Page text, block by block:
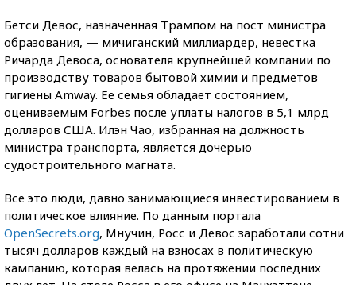
Бетси Девос, назначенная Трампом на пост министра
образования, — мичиганский миллиардер, невестка
Ричарда Девоса, основателя крупнейшей компании по
производству товаров бытовой химии и предметов
гигиены Amway. Ее семья обладает состоянием,
оцениваемым Forbes после уплаты налогов в 5,1 млрд
долларов США. Илэн Чао, избранная на должность
министра транспорта, является дочерью
судостроительного магната.
Все это люди, давно занимающиеся инвестированием в
политическое влияние. По данным портала
OpenSecrets.org, Мнучин, Росс и Девос заработали сотни
тысяч долларов каждый на взносах в политическую
кампанию, которая велась на протяжении последних